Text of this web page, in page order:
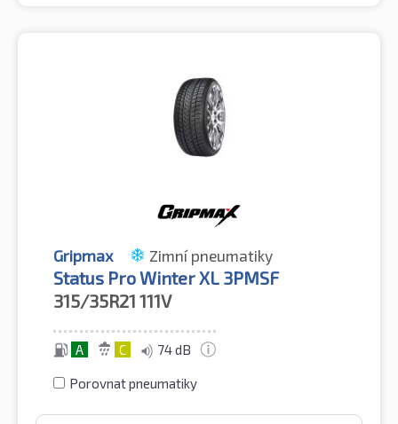
Gripmax Zimní pneumatiky
Status Pro Winter XL 3PMSF
315/35R21 111V
A C 74 dB
Porovnat pneumatiky